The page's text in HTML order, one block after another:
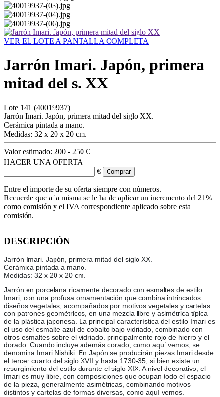
VER EL LOTE A PANTALLA COMPLETA
Jarrón Imari. Japón, primera
mitad del s. XX
Lote 141 (40019937)
Jarrón Imari. Japón, primera mitad del siglo XX.
Cerámica pintada a mano.
Medidas: 32 x 20 x 20 cm.
Valor estimado: 200 - 250 €
HACER UNA OFERTA
€
Entre el importe de su oferta siempre con números.
Recuerde que a la misma se le ha de aplicar un incremento del 21%
como comisión y el IVA correspondiente aplicado sobre esta
comisión.
DESCRIPCIÓN
Jarrón Imari. Japón, primera mitad del siglo XX.
Cerámica pintada a mano.
Medidas: 32 x 20 x 20 cm.
Jarrón en porcelana ricamente decorado con esmaltes de estilo
Imari, con una profusa ornamentación que combina intrincados
diseños vegetales, acompañados por motivos vegetales y cartelas
con patrones geométricos, en una mezcla libre y asimétrica típica
de la plástica japonesa. La principal característica del estilo Imari es
el uso del esmalte azul de cobalto bajo vidriado, combinado con
otros esmaltes sobre el vidriado, principalmente rojo de hierro y el
dorado. Cuando incluye además dorado, como aquí vemos, se
denomina Imari Nishiki. En Japón se producirán piezas Imari desde
el tercer cuarto del siglo XVII y hasta 1730-35, si bien existe un
resurgimiento del estilo durante el siglo XIX. A nivel decorativo, el
Imari es muy libre, con composiciones que ocupan todo el espacio
de la pieza, generalmente asimétricas, combinando motivos
distintos y cartelas de formas diversas, como aquí vemos.